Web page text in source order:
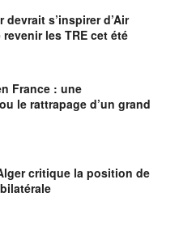
s’inspirer d’Air
les TRE cet été
France : une
le rattrapage d’un grand
critique la position de